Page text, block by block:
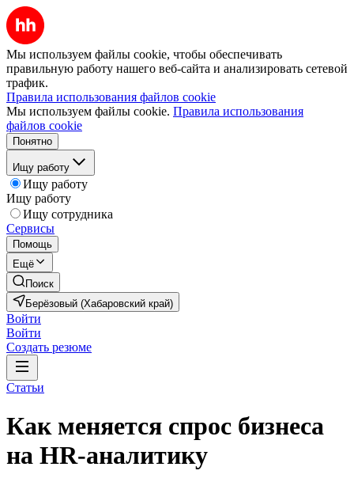
Мы используем файлы cookie, чтобы обеспечивать
правильную работу нашего веб-сайта и анализировать сетевой
трафик.
Правила использования файлов cookie
Мы используем файлы cookie. Правила использования
файлов cookie
Понятно
Ищу работу
Ищу работу
Ищу работу
Ищу сотрудника
Сервисы
Помощь
Ещё
Поиск
Берёзовый (Хабаровский край)
Войти
Войти
Создать резюме
Статьи
Как меняется спрос бизнеса
на HR-аналитику